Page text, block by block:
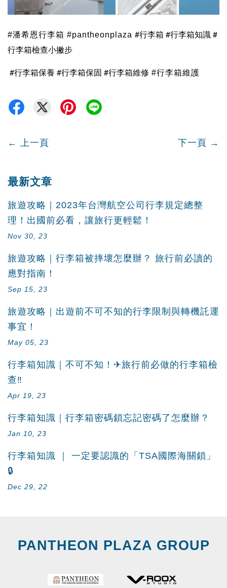
#潘希恩行李箱 #pantheonplaza #行李箱 #行李箱知識#
行李箱檢查小撇步
#行李箱保養 #行李箱保固 #行李箱維修 #行李箱維護
← 上一頁 下一頁 →
最新文章
旅遊攻略｜2023年台灣航空公司行李規定總整
理！出國前必看，讓旅行更輕鬆！
Nov 30, 23
旅遊攻略｜行李箱被摔壞怎麼辦？ 旅行前必讀的
應對指南！
Sep 15, 23
旅遊攻略｜出遊前不可不知的行李限制與轉機託運
事宜！
May 05, 23
行李箱知識｜不可不知！✈旅行前必做的行李箱檢
查‼
Apr 19, 23
行李箱知識｜行李箱密碼鎖忘記密碼了怎麼辦？
Jan 10, 23
行李箱知識 ｜ 一定要認識的「TSA國際海關鎖」
🔒
Dec 29, 22
PANTHEON PLAZA GROUP